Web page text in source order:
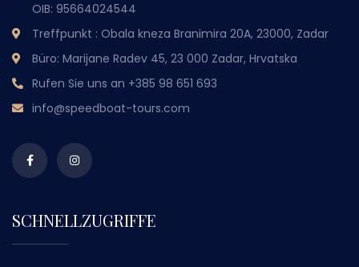
OIB: 95664024544
Treffpunkt : Obala kneza Branimira 20A, 23000, Zadar
Büro: Marijane Radev 45, 23 000 Zadar, Hrvatska
Rufen Sie uns an +385 98 651 693
info@speedboat-tours.com
SCHNELLZUGRIFFE